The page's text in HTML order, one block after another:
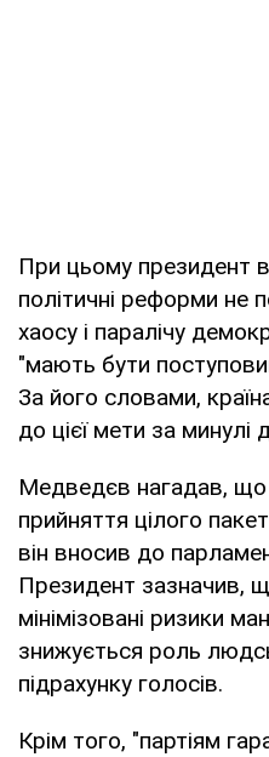
При цьому президент
політичні реформи не
хаосу і паралічу
"мають бути
За його словами,
до цієї мети за минулі
Медведєв нагадав,
прийняття цілого
він вносив до
Президент зазначив,
мінімізовані ризики
знижується роль
підрахунку голосів.
Крім того, "партіям